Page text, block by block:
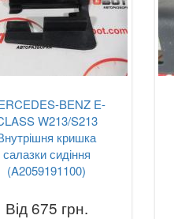
BENZ E-
W213/S213
кришка
салазки сидіння
(A2059191100)
Від 675 грн.